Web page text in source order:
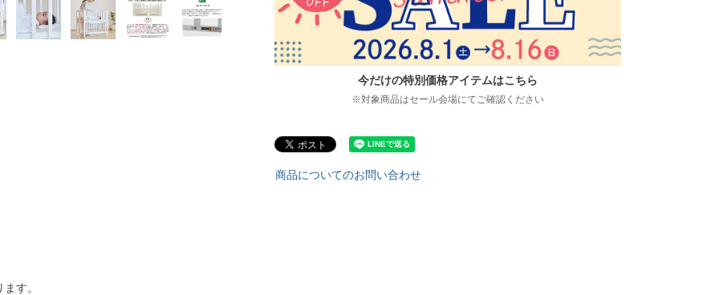
今だけの特別価格アイテムはこちら
※対象商品はセール会場にてご確認ください
商品についてのお問い合わせ
す。